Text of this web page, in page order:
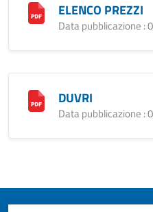
ELENCO PREZZI
Data pubblicazione :
DUVRI
Data pubblicazione :